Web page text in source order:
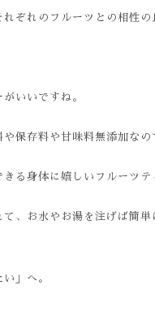
ぞれのフルーツとの相性の
いいですね。
保存料や甘味料無添加なの
る身体に嬉しいフルーツテ
、お水やお湯を注げば簡
」へ。